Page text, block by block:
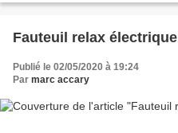
Fauteuil relax électrique
Publié le 02/05/2020 à 19:24
Par marc accary